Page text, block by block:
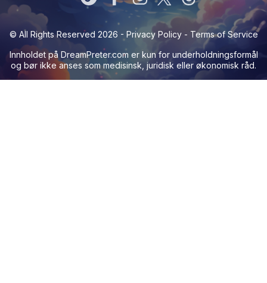
© All Rights Reserved 2026 - Privacy Policy- Terms of Service
Innholdet på DreamPreter.com er kun for underholdningsformål
og bør ikke anses som medisinsk, juridisk eller økonomisk råd.